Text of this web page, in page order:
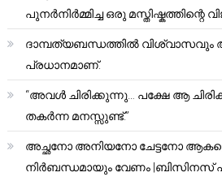
പുനർനിർമ്മിച്ച ഒരു മസ്തിഷ്കത്തിന്റെ
ദാമ്പത്യബന്ധത്തിൽ വിശ്വാസവും
പ്രധാനമാണ്.
“അവൾ ചിരിക്കുന്നു… പക്ഷേ ആ
തകർന്ന മനസ്സുണ്ട്.”
അച്ഛനോ അനിയനോ ചേട്ടനോ
നിർബന്ധമായും വേണം |ബിസിനസ്